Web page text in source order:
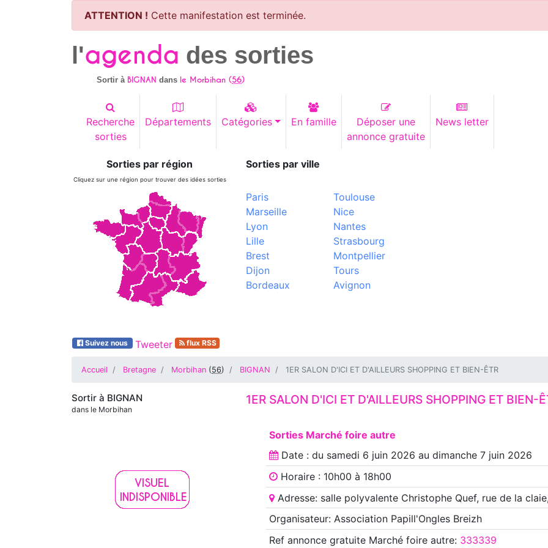
ATTENTION ! Cette manifestation est terminée.
l'agenda des sorties
Sortir à BIGNAN dans le Morbihan (56)
Recherche
sorties
Départements Catégories En famille
Déposer une
annonce gratuite
News letter
Sorties par région
Cliquez sur une région pour trouver des idées sorties
Sorties par ville
Paris
Marseille
Lyon
Lille
Brest
Dijon
Bordeaux
Toulouse
Nice
Nantes
Strasbourg
Montpellier
Tours
Avignon
Suivez nous Tweeter flux RSS
Accueil Bretagne Morbihan (56) BIGNAN 1ER SALON D'ICI ET D'AILLEURS SHOPPING ET BIEN-ÊTR
Sortir à BIGNAN
dans le Morbihan
1ER SALON D'ICI ET D'AILLEURS SHOPPING ET BIEN-
Sorties Marché foire autre
Date : du samedi 6 juin 2026 au dimanche 7 juin 2026
Horaire : 10h00 à 18h00
Adresse: salle polyvalente Christophe Quef, rue de la claie,
Organisateur: Association Papill'Ongles Breizh
Ref annoncegratuite Marché foire autre: 333339